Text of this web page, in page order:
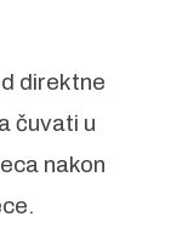
direktne
čuvati u
nakon